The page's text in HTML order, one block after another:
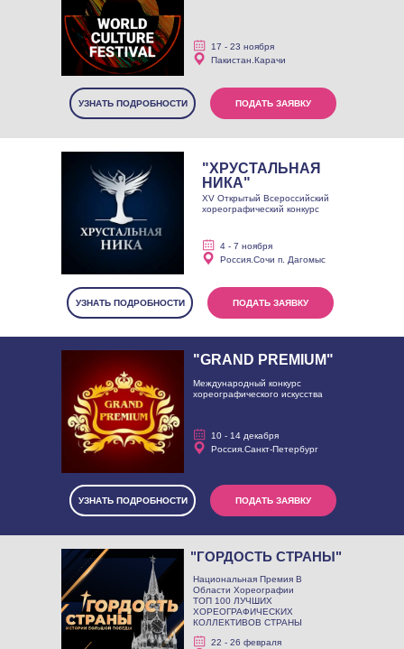
17 - 23 ноября
Пакистан.Карачи
УЗНАТЬ ПОДРОБНОСТИ ПОДАТЬ ЗАЯВКУ
"ХРУСТАЛЬНАЯ
НИКА"
XV Открытый Всероссийский
хореографический конкурс
4 - 7 ноября
Россия.Сочи п. Дагомыс
УЗНАТЬ ПОДРОБНОСТИ ПОДАТЬ ЗАЯВКУ
"GRAND PREMIUM"
Международный конкурс
хореографического искусства
10 - 14 декабря
Россия.Санкт-Петербург
УЗНАТЬ ПОДРОБНОСТИ ПОДАТЬ ЗАЯВКУ
"ГОРДОСТЬ СТРАНЫ"
Национальная Премия В
Области Хореографии
ТОП 100 ЛУЧШИХ
ХОРЕОГРАФИЧЕСКИХ
КОЛЛЕКТИВОВ СТРАНЫ
22 - 26 февраля